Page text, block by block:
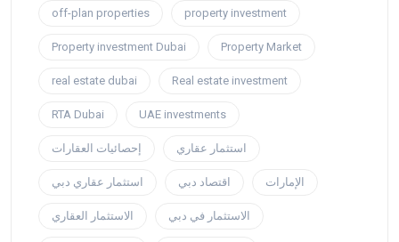
off-plan properties property investment
Property investment Dubai Property Market
real estate dubai Real estate investment
RTA Dubai UAE investments
إحصائيات العقارات استثمار عقاري
استثمار عقاري دبي اقتصاد دبي الإمارات
الاستثمار العقاري الاستثمار في دبي